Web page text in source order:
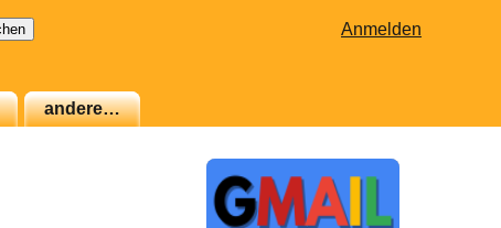
Anmelden
andere…